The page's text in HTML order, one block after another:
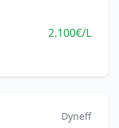
2.100€/L
Dyneff